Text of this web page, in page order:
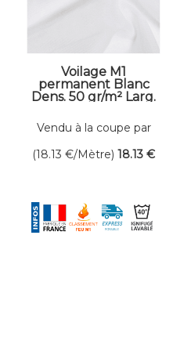
Voilage M1
permanent Blanc
Dens. 50 gr/m² Larg.
Vendu à la coupe par
(18.13 €/Mètre) 18.13 €